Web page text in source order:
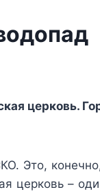
церковь.
Это,
церковь –